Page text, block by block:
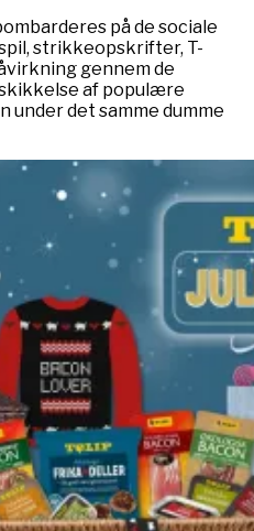
på de sociale
strikkeopskrifter, T-
gennem de
af populære
under det samme dumme